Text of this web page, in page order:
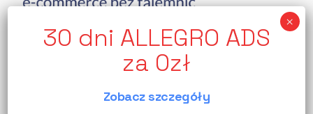
Jesteśmy grupą osób, która z ogromną radością
codziennie mierzy się z wyzwaniami, jakie
napotkamy, współpracując z wieloma firmami w
zakresie wsparcia w branży e-commerce.
Zobacz szczegóły